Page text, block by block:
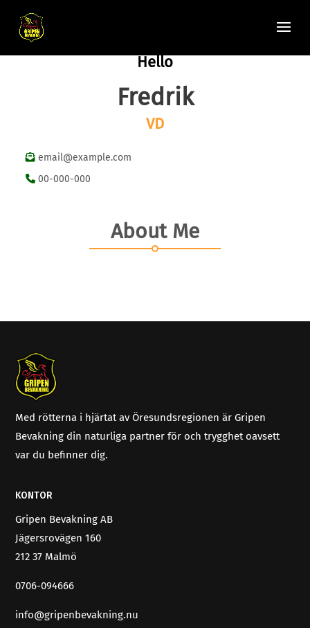
Hello
Fredrik
VD
email@example.com
00-000-000
About Me
Med rötterna i hjärtat av Öresundsregionen är Gripen
Bevakning din naturliga partner för och trygghet oavsett
var du befinner dig.
KONTOR
Gripen Bevakning AB
Jägersrovägen 160
212 37 Malmö
0706-094666
info@gripenbevakning.nu